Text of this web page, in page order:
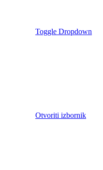
Toggle Dropdown
Otvoriti izbornik